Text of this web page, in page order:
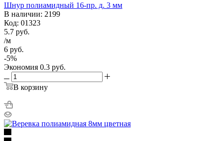
Шнур полиамидный 16-пр. д. 3 мм
В наличии: 2199
Код: 01323
5.7 руб.
/м
6 руб.
-5%
Экономия 0.3 руб.
В корзину